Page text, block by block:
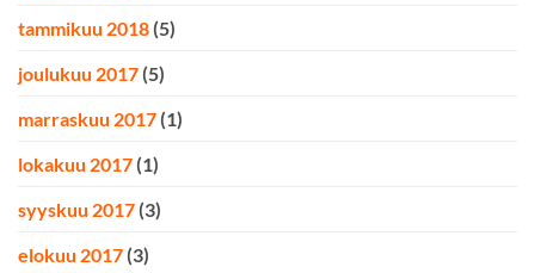
tammikuu 2018 (5)
joulukuu 2017 (5)
marraskuu 2017 (1)
lokakuu 2017 (1)
syyskuu 2017 (3)
elokuu 2017 (3)